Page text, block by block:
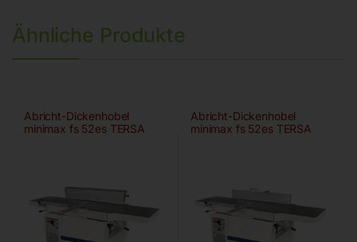
Ähnliche Produkte
Abricht-Dickenhobel
minimax fs 52es TERSA
Abricht-Dickenhobel
minimax fs 52es TERSA